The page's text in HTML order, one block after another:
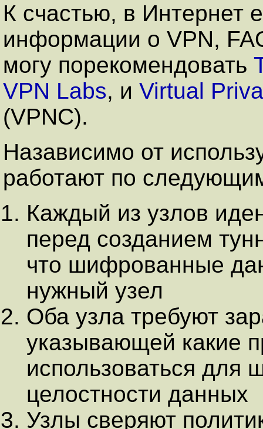
К счастью, в Интернет
информации о VPN,
могу порекомендовать
VPN Labs, и Virtual
(VPNC).
Назависимо от
работают по
Каждый из узлов
перед созданием
что шифрованные
нужный узел
Оба узла требуют
указывающей какие
использоваться для
целостности данных
Узлы сверяют